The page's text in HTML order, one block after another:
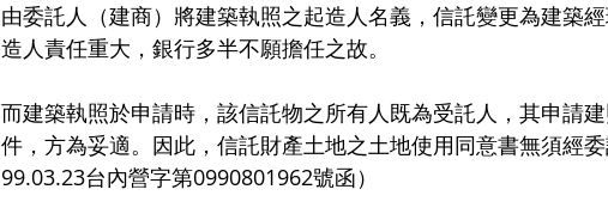
由委託人（建商）將建築執照之起造人名義，信託變更為建築
造人責任重大，銀行多半不願擔任之故。
而建築執照於申請時，該信託物之所有人既為受託人，其申請
件，方為妥適。因此，信託財產土地之土地使用同意書無須經
99.03.23台內營字第0990801962號函）